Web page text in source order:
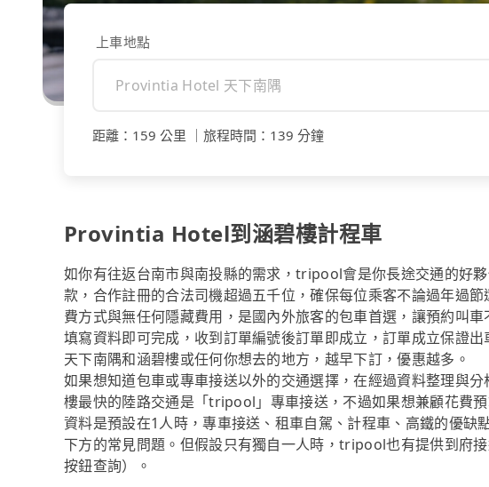
上車地點
距離 ： 159 公里 旅程時間 ： 139 分鐘
Provintia Hotel到涵碧樓計程車
如你有往返台南市與南投縣的需求，tripool會是你長途交通的好
款，合作註冊的合法司機超過五千位，確保每位乘客不論過年過
費方式與無任何隱藏費用，是國內外旅客的包車首選，讓預約叫
填寫資料即可完成，收到訂單編號後訂單即成立，訂單成立保證
天下南隅和涵碧樓或任何你想去的地方，越早下訂，優惠越多。
如果想知道包車或專車接送以外的交通選擇，在經過資料整理與
樓最快的陸路交通是「tripool」專車接送，不過如果想兼顧花費
資料是預設在1人時，專車接送、租車自駕、計程車、高鐵的優缺
下方的常見問題。但假設只有獨自一人時，tripool也有提供到府
按鈕查詢）。